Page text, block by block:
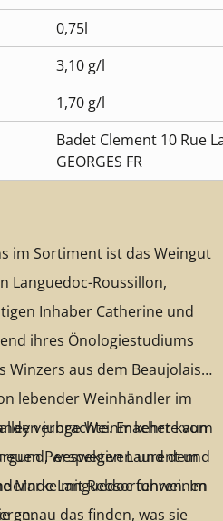
0,75l
3,10 g/l
1,70 g/l
Badet Clement 10 Rue
GEORGES FR
im Sortiment ist das Weingut
Languedoc-Roussillon,
Inhaber Catherine und
ihres Önologiestudiums
Winzers aus dem Beaujolais
lebender Weinhändler im
verbrachte. Er kehrte von
Perspektiven und dem
Marke mit Rebsortenweinen
junge Weinmacher kaum
weswegen Laurent und
Languedoc fuhren. Im
genau das finden, was sie